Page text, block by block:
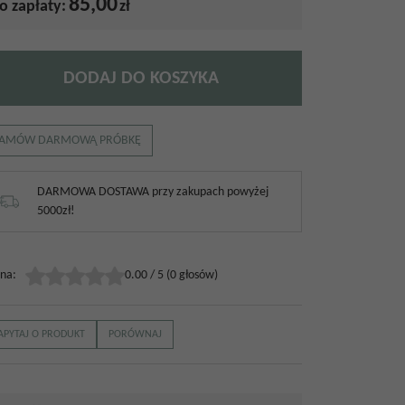
zapłaty: 85,00zł
DODAJ DO KOSZYKA
DARMOWĄ PRÓBKĘ
DARMOWA DOSTAWA przy zakupach powyżej
5000zł!
: 0.00 / 5 (0 głosów)
O PRODUKT PORÓWNAJ